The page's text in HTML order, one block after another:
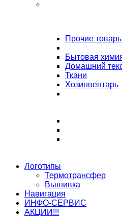
Прочие
Бытовая
Домашний
Ткани
Хозинвентарь
Логотипы
Термотрансфер
Вышивка
Навигация
ИНФО-СЕРВИС
АКЦИИ!!!